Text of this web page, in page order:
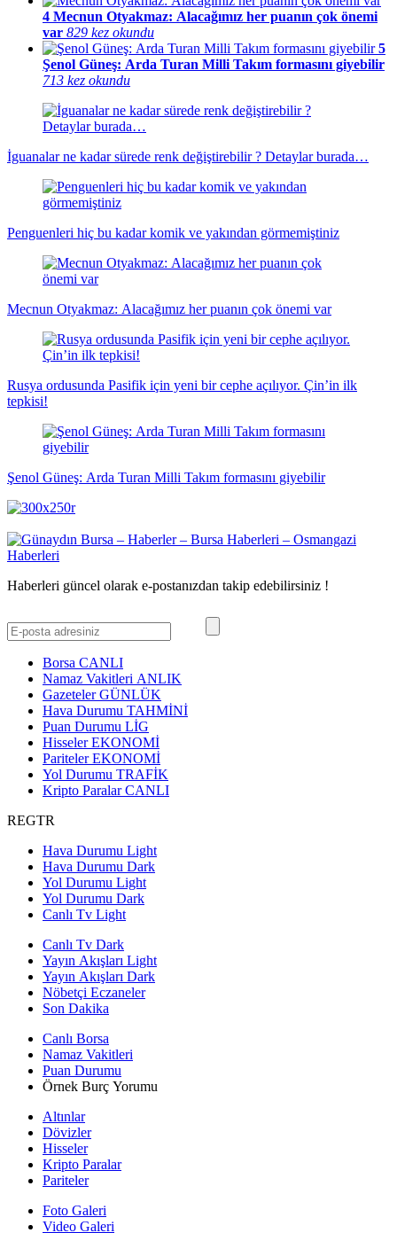
4 Mecnun Otyakmaz: Alacağımız her puanın çok önemi
var 829 kez okundu
5
Şenol Güneş: Arda Turan Milli Takım formasını giyebilir
713 kez okundu
İguanalar ne kadar sürede renk değiştirebilir ? Detaylar burada…
Penguenleri hiç bu kadar komik ve yakından görmemiştiniz
Mecnun Otyakmaz: Alacağımız her puanın çok önemi var
Rusya ordusunda Pasifik için yeni bir cephe açılıyor. Çin’in ilk
tepkisi!
Şenol Güneş: Arda Turan Milli Takım formasını giyebilir
Haberleri güncel olarak e-postanızdan takip edebilirsiniz !
Borsa CANLI
Namaz Vakitleri ANLIK
GazetelerGÜNLÜK
Hava Durumu TAHMİNİ
Puan Durumu LİG
HisselerEKONOMİ
ParitelerEKONOMİ
Yol Durumu TRAFİK
Kripto ParalarCANLI
REGTR
Hava Durumu Light
Hava Durumu Dark
Yol Durumu Light
Yol Durumu Dark
Canlı Tv Light
Canlı Tv Dark
Yayın Akışları Light
Yayın Akışları Dark
Nöbetçi Eczaneler
Son Dakika
Canlı Borsa
Namaz Vakitleri
Puan Durumu
Örnek Burç Yorumu
Altınlar
Dövizler
Hisseler
Kripto Paralar
Pariteler
Foto Galeri
Video Galeri